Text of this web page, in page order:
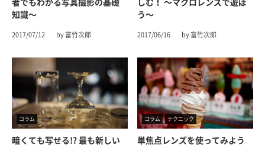
者でもわかる写真撮影の基礎
知識〜
2017/07/12 by 富竹次郎
しむ！ 〜マクロレンズで遊ぼ
う〜
2017/06/16 by 富竹次郎
コラム
暗くても写せる!? 最も新しい
コラム テクニック
単焦点レンズを使ってみよう